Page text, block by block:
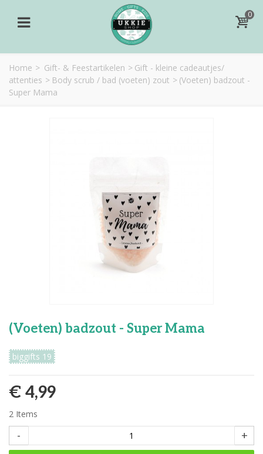
0
Home > Gift- & Feestartikelen > Gift - kleine cadeautjes/
attenties > Body scrub / bad (voeten) zout > (Voeten) badzout -
Super Mama
(Voeten) badzout - Super Mama
biggifts 19
€ 4,99
2 Items
- +